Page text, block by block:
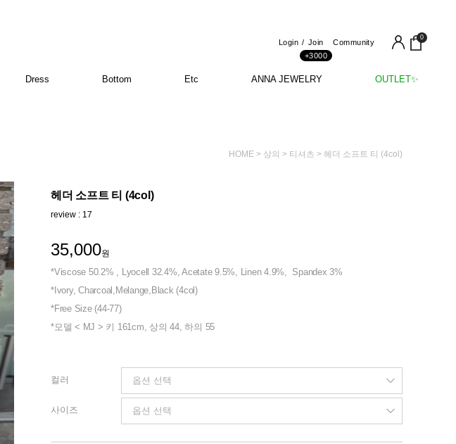
Login
Join
+3000
Community
0
Dress Bottom Etc ANNA JEWELRY OUTLET✨
HOME > 상의 > 티셔츠 > 헤더 소프트 티 (4col)
헤더 소프트 티 (4col)
review : 17
35,000원
*Viscose 50.2% , Lyocell 32.4%, Acetate 9.5%, Linen 4.9%, Spandex 3%
*Ivory, Charcoal,Melange,Black (4col)
*Free Size (44-77)
*모델 < MJ > 키 161cm, 상의 44, 하의 55
컬러
사이즈